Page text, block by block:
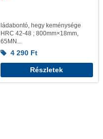
ládabontó, hegy keménysége
HRC 42-48 ; 800mm×18mm,
65MN...
4 290 Ft
Részletek